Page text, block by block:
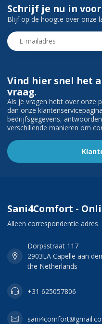
Vind hier snel het
vraag.
Als je vragen hebt over onze
dan onze
bedrijfsgegevens,
verschillende manieren om
Schrijf je nu in
Blijf op de hoogte over onze
Sani4Comfort -
Alleen correspondentie adres
Dorpsstraat 117
2903LA Capelle aan
the Netherlands
+31 625057806